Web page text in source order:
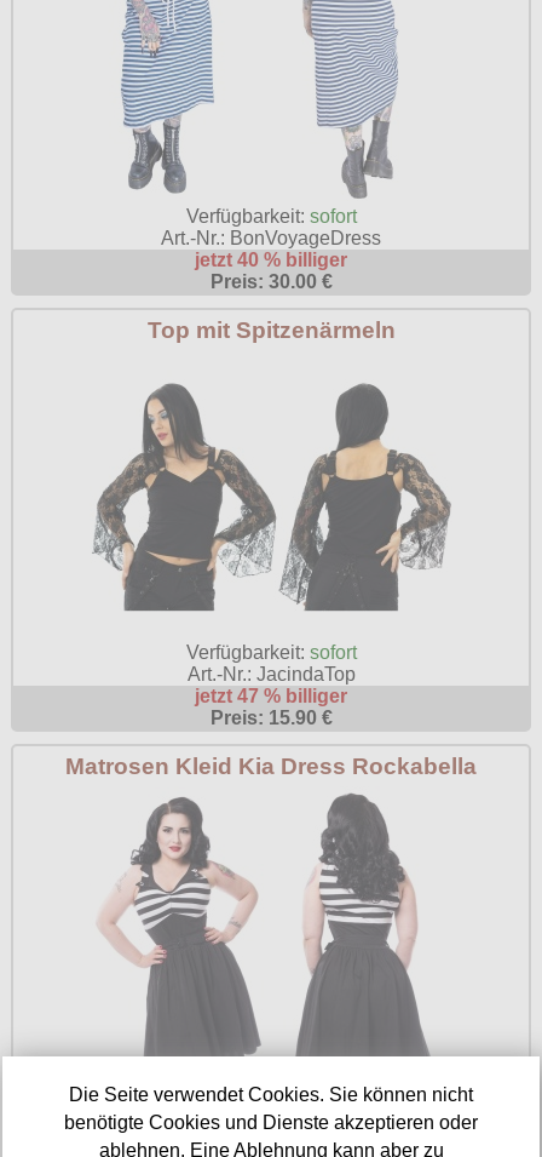
Verfügbarkeit: sofort
Art.-Nr.: BonVoyageDress
jetzt 40 % billiger
Preis: 30.00 €
Top mit Spitzenärmeln
Verfügbarkeit: sofort
Art.-Nr.: JacindaTop
jetzt 47 % billiger
Preis: 15.90 €
Matrosen Kleid Kia Dress Rockabella
Verfügbarkeit:sofort
Art.-Nr.: KiaDress
Die Seite verwendet Cookies. Sie können nicht
benötigte Cookies und Dienste akzeptieren oder
ablehnen. Eine Ablehnung kann aber zu